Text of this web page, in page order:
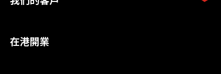
在港開業